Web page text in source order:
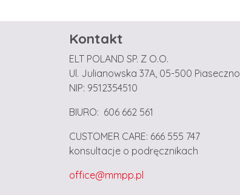
Kontakt
ELT POLAND SP. Z O.O.
Ul. Julianowska 37A, 05-500 Piaseczno
NIP: 9512354510
BIURO: 606 662 561
CUSTOMER CARE: 666 555 747
konsultacje o podręcznikach
office@mmpp.pl